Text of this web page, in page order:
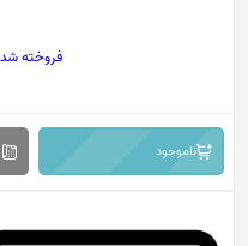
فروخته شد
ناموجود